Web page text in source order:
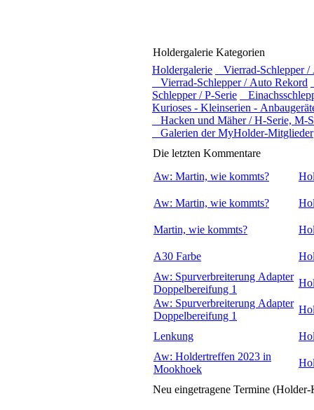
Holdergalerie Kategorien
Holdergalerie
Vierrad-Schlepper /
Vierrad-Schlepper / Auto Rekord
Schlepper / P-Serie
Kurioses - Kleinserien -
Hacken und Mäher / H-Serie, M-
Galerien der MyHolder-Mitglieder
Die letzten Kommentare
Aw: Martin, wie kommts?
Aw: Martin, wie kommts?
Martin, wie kommts?
A30 Farbe
Aw: Spurverbreiterung Adapter
Doppelbereifung 1
Aw: Spurverbreiterung Adapter
Doppelbereifung 1
Lenkung
Aw: Holdertreffen 2023 in
Mookhoek
Neu eingetragene Termine (Holder-